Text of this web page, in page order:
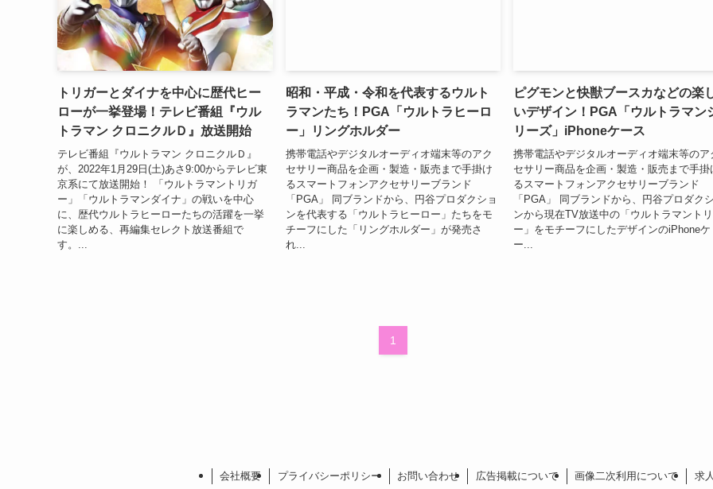
トリガーとダイナを中心に歴代ヒー
ローが一挙登場！テレビ番組『ウル
トラマン クロニクルＤ』放送開始
テレビ番組『ウルトラマン クロニクルＤ』
が、2022年1月29日(土)あさ9:00からテレビ東
京系にて放送開始！ 「ウルトラマントリガ
ー」「ウルトラマンダイナ」の戦いを中心
に、歴代ウルトラヒーローたちの活躍を一挙
に楽しめる、再編集セレクト放送番組で
す。...
昭和・平成・令和を代表するウルト
ラマンたち！PGA「ウルトラヒーロ
ー」リングホルダー
携帯電話やデジタルオーディオ端末等のアク
セサリー商品を企画・製造・販売まで手掛け
るスマートフォンアクセサリーブランド
「PGA」 同ブランドから、円谷プロダクショ
ンを代表する「ウルトラヒーロー」たちをモ
チーフにした「リングホルダー」が発売さ
れ...
ピグモンと快獣ブースカなどの楽
いデザイン！PGA「ウルトラマン
リーズ」iPhoneケース
携帯電話やデジタルオーディオ端末等のア
セサリー商品を企画・製造・販売まで手掛
るスマートフォンアクセサリーブランド
「PGA」 同ブランドから、円谷プロダク
ンから現在TV放送中の「ウルトラマント
ー」をモチーフにしたデザインのiPhoneケ
ー...
1
会社概要 プライバシーポリシー お問い合わせ 広告掲載について 画像二次利用について 求